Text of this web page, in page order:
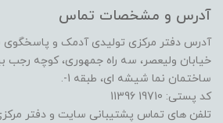
آدرس و مشخصات تماس
آدرس دفتر مرکزی تولیدی آدمک و
خیابان ولیعصر، سه راه جمهوری، کوچه رجب
ساختمان نما شیشه ای، طبقه 1-.
کد پستی: 19710 11396